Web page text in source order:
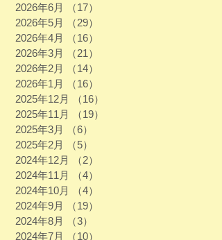
2026年6月
（17）
2026年5月
（29）
2026年4月
（16）
2026年3月
（21）
2026年2月
（14）
2026年1月
（16）
2025年12月
（16）
2025年11月
（19）
2025年3月
（6）
2025年2月
（5）
2024年12月
（2）
2024年11月
（4）
2024年10月
（4）
2024年9月
（19）
2024年8月
（3）
2024年7月
（10）